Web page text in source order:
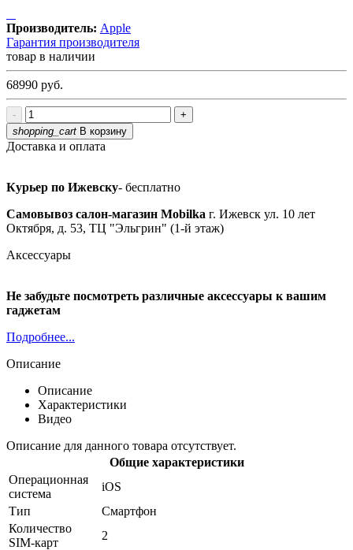
Производитель: Apple
Гарантия производителя
товар в наличии
68990 руб.
-
+
shopping_cart В корзину
Доставка и оплата
Курьер по Ижевску- бесплатно
Самовывоз салон-магазин Mobilka г. Ижевск ул. 10 лет
Октября, д. 53, ТЦ "Эльгрин" (1-й этаж)
Аксессуары
Не забудьте посмотреть различные аксессуары к вашим
гаджетам
Подробнее...
Описание
Описание
Характеристики
Видео
Описание для данного товара отсутствует.
Общие характеристики
Операционная
система
iOS
Тип
Смартфон
Количество
SIM-карт
2